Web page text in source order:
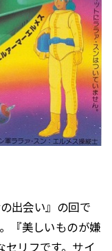
出会い』の回で
『美しいものが嫌
セリフです。サイ